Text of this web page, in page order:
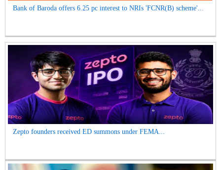
Bank of Baroda offers 6.25 pc interest to NRIs 'FCNR(B) scheme'...
Zepto founders received ED summons under FEMA...